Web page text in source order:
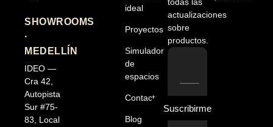
SHOWROOMS
·
MEDELLÍN
IDEO —
Cra 42,
Autopista
Sur #75-
83, Local
ideal
Proyectos
Simulador
de
espacios
Contacto
Blog
actualizaciones
sobre
productos.
Suscribirme